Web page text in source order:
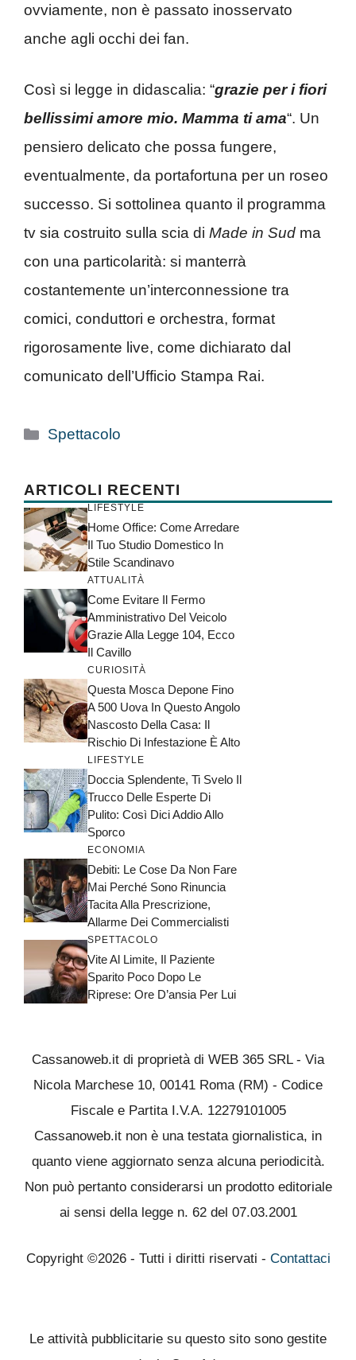
ovviamente, non è passato inosservato
anche agli occhi dei fan.
Così si legge in didascalia: “grazie per i fiori
bellissimi amore mio. Mamma ti ama“. Un
pensiero delicato che possa fungere,
eventualmente, da portafortuna per un roseo
successo. Si sottolinea quanto il programma
tv sia costruito sulla scia di Made in Sud ma
con una particolarità: si manterrà
costantemente un’interconnessione tra
comici, conduttori e orchestra, format
rigorosamente live, come dichiarato dal
comunicato dell’Ufficio Stampa Rai.
Categorie
Spettacolo
ARTICOLI RECENTI
LIFESTYLE
Home Office: Come Arredare
Il Tuo Studio Domestico In
Stile Scandinavo
ATTUALITÀ
Come Evitare Il Fermo
Amministrativo Del Veicolo
Grazie Alla Legge 104, Ecco
Il Cavillo
CURIOSITÀ
Questa Mosca Depone Fino
A 500 Uova In Questo Angolo
Nascosto Della Casa: Il
Rischio Di Infestazione È Alto
LIFESTYLE
Doccia Splendente, Ti Svelo Il
Trucco Delle Esperte Di
Pulito: Così Dici Addio Allo
Sporco
ECONOMIA
Debiti: Le Cose Da Non Fare
Mai Perché Sono Rinuncia
Tacita Alla Prescrizione,
Allarme Dei Commercialisti
SPETTACOLO
Vite Al Limite, Il Paziente
Sparito Poco Dopo Le
Riprese: Ore D’ansia Per Lui
Cassanoweb.it di proprietà di WEB 365 SRL - Via
Nicola Marchese 10, 00141 Roma (RM) - Codice
Fiscale e Partita I.V.A. 12279101005
Cassanoweb.it non è una testata giornalistica, in
quanto viene aggiornato senza alcuna periodicità.
Non può pertanto considerarsi un prodotto editoriale
ai sensi della legge n. 62 del 07.03.2001
Copyright ©2026 - Tutti i diritti riservati - Contattaci
Le attività pubblicitarie su questo sito sono gestite